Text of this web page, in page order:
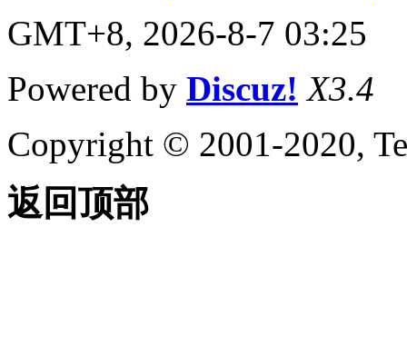
GMT+8, 2026-8-7 03:25
Powered by Discuz! X3.4
Copyright © 2001-2020,
返回顶部